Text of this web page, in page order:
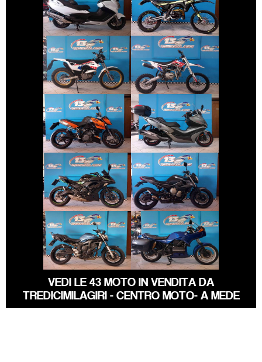
BURGMAN-650
XE
MONTESA 4RIDE
€ 5.890 €
ALTRA-MARCA
ALTRO-
MODELLO
€ 1.400 €
KTM 990-DUKE
€ 4.690 €
KYMCO XCITING
€ 3.890 €
KAWASAKI
NINJA-650
€ 5.790 €
YAMAHA XJ6
€ 3.490 €
YAMAHA FZ6
€ 3.290 €
BMW SERIE-K
€ 2.990 €
VEDI LE 43 MOTO IN VENDITA DA
TREDICIMILAGIRI - CENTRO MOTO- A MEDE